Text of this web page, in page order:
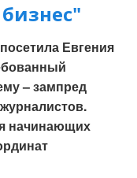
Евгения
– зампред
начинающих